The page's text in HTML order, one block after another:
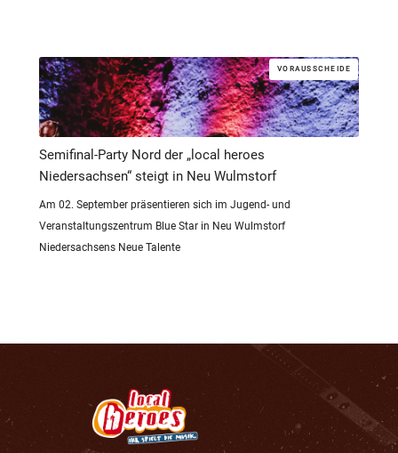
VORAUSSCHEIDE
Semifinal-Party Nord der „local heroes
Niedersachsen“ steigt in Neu Wulmstorf
Am 02. September präsentieren sich im Jugend- und
Veranstaltungszentrum Blue Star in Neu Wulmstorf
Niedersachsens Neue Talente